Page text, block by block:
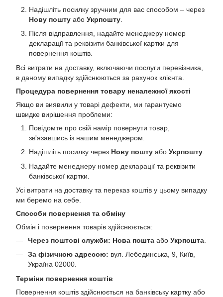
Надішліть посилку зручним для вас способом – через
Нову пошту або Укрпошту
Після відправлення, надайте менеджеру номер
декларації та реквізити банківської картки для
повернення коштів.
Всі витрати на доставку, включаючи послуги перевізника,
в даному випадку здійснюються за рахунок клієнта.
Процедура повернення товару неналежної якості
Якщо ви виявили у товарі дефекти, ми гарантуємо
швидке вирішення проблеми:
Повідомте про свій намір повернути товар,
зв'язавшись із нашим менеджером.
Надішліть посилку через Нову пошту або Укрпошту
Надайте менеджеру номер декларації та реквізити
банківської картки.
Усі витрати на доставку та переказ коштів у цьому випадку
ми беремо на себе.
Способи повернення та обміну
Обмін і повернення товарів здійснюється:
Через поштові служби: Нова пошта або Укрпошта
За фізичною адресою: вул. Лебединська, 9, Київ,
Україна 02000.
Терміни повернення коштів
Повернення коштів здійснюється на банківську картку або